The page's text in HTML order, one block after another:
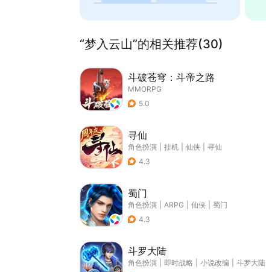
“梦入云山”的相关推荐(30)
斗破苍穹：斗帝之路
MMORPG
5.0
寻仙
角色扮演 挂机 仙侠
寻仙
4.3
蜀门
角色扮演 ARPG 仙侠
蜀门
4.3
斗罗大陆
角色扮演 即时战略 小说改编
斗罗大陆